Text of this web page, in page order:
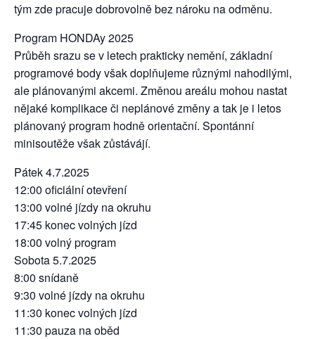
tým zde pracuje dobrovolně bez nároku na odměnu.
Program HONDAy 2025
Průběh srazu se v letech prakticky nemění, základní
programové body však doplňujeme různými nahodilými,
ale plánovanými akcemi. Změnou areálu mohou nastat
nějaké komplikace či neplánové změny a tak je i letos
plánovaný program hodně orientační. Spontánní
minisoutěže však zůstávájí.
Pátek 4.7.2025
12:00 oficiální otevření
13:00 volné jízdy na okruhu
17:45 konec volných jízd
18:00 volný program
Sobota 5.7.2025
8:00 snídaně
9:30 volné jízdy na okruhu
11:30 konec volných jízd
11:30 pauza na oběd